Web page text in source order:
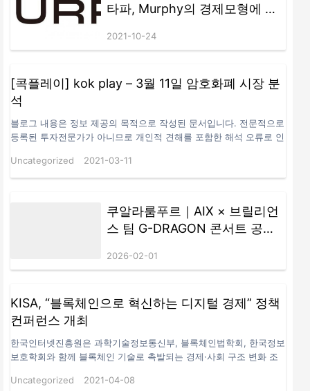
타파, Murphy의 경제모형에 대
2021-10-24
[콕플레이] kok play – 3월 11일 암호화폐 시장 분
석
블로그 내용은 정보 제공의 목적으로 작성된 문서입니다. 전문적으로
등록된 투자전문가가 아니므로 개인적 견해를 포함한 해석 오류로 인
의 책임으로 올려진 내용은 법률적/일반 효력을 지니지 않습니다. 해
당 문서의 목적은 투자 상품의 개인 선행 투자자로써 그 이해를 돕고
인 상승] 지난 24시간 동안 암호화폐(가상자산) 대장주 비트코인
(Bitcoin, BTC)은 강세 흐름을 지속하며 장중 57,000달러선을 돌파했
습니다. 이에 따라 종전 최고가인 58,000달러선을 넘어 60,000달러
30분 현재 코인마켓캡에서 시가총액 1위 암호화폐…
Uncategorized 2021-03-11
쿠알라룸푸르｜AIX × 브릴리언
스 팀 G-DRAGON 콘서트 공식
2026-02-01
KISA, “블록체인으로 혁신하는 디지털 경제” 정책
컨퍼런스 개최
한국인터넷진흥원은 과학기술정보통신부, 블록체인법학회, 한국정보
보호학회와 함께 블록체인 기술로 촉발되는 경제·사회 구조 변화 조
국광고문화회관에서 개최된 “블록체인으로 혁신하는 디지털 경제”정
Uncategorized 2021-04-08